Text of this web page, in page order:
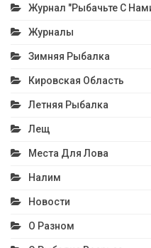
Журнал "Рыбачьте С
Журналы
Зимняя Рыбалка
Кировская Область
Летняя Рыбалка
Лещ
Места Для Лова
Налим
Новости
О Разном